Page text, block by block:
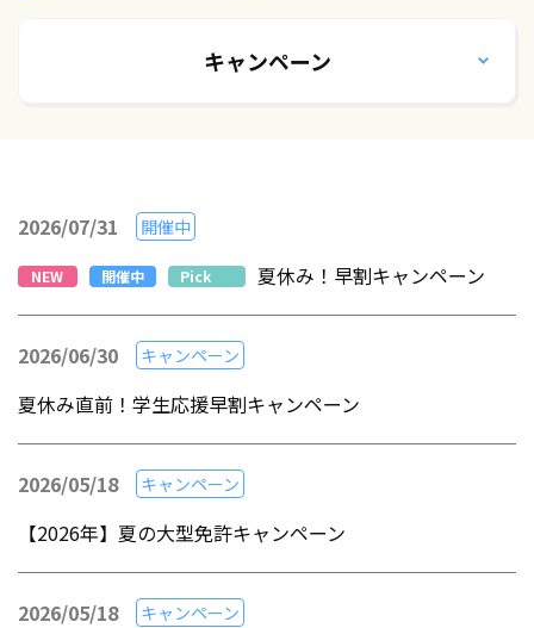
キャンペーン
2026/07/31 開催中
NEW 開催中 Pick
Up
夏休み！早割キャンペーン
2026/06/30 キャンペーン
夏休み直前！学生応援早割キャンペーン
2026/05/18 キャンペーン
【2026年】夏の大型免許キャンペーン
2026/05/18 キャンペーン